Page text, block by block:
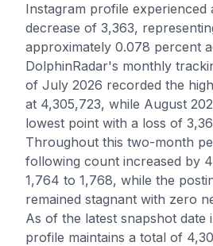
Instagram profile
decrease of 3,363,
approximately 0.078 percent
DolphinRadar's monthly
of July 2026 recorded the
at 4,305,723, while August
lowest point with a loss of
Throughout this two-month
following count increased by
1,764 to 1,768, while the
remained stagnant with zero
As of the latest snapshot date
profile maintains a total of